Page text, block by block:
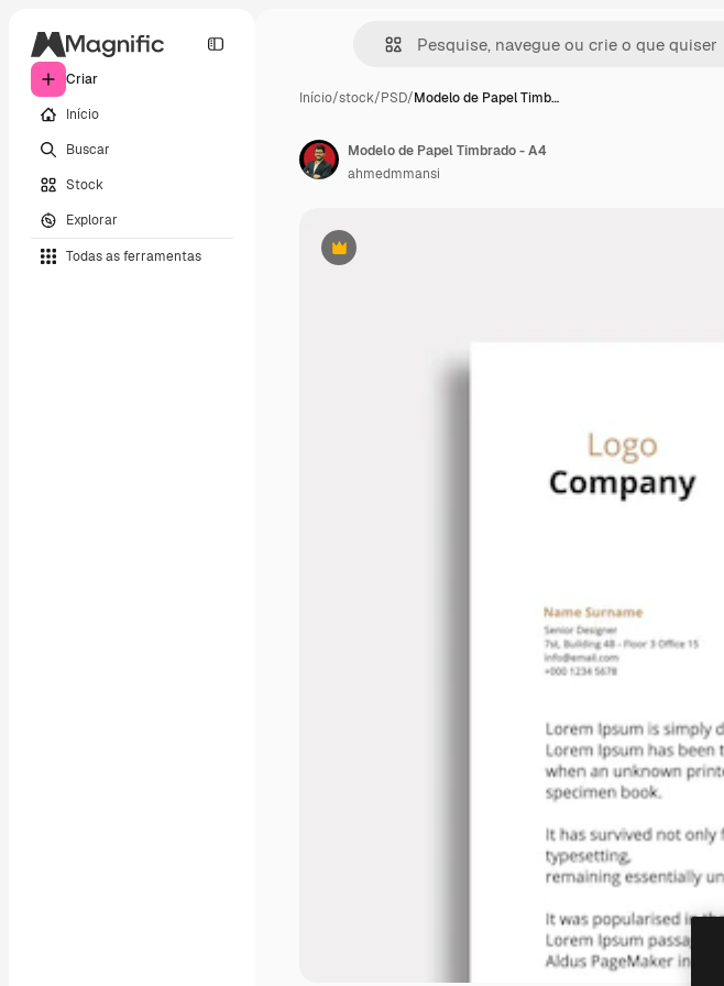
Criar
Início
Buscar
Stock
Explorar
Todas as ferramentas
Início/stock/PSD/Modelo de Papel Timb…
Premium
Modelo de Papel Timbrado - A4
ahmedmmansi